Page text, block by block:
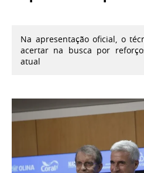
Na apresentação oficial, o
acertar na busca por
atual